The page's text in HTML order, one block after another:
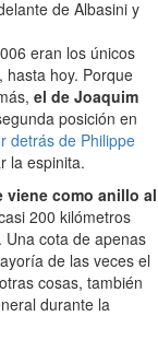
de Albasini y
eran los únicos
hasta hoy. Porque
el de Joaquim
posición en
detrás de Philippe
la espinita.
viene como anillo al
200 kilómetros
Una cota de apenas
de las veces el
cosas, también
durante la